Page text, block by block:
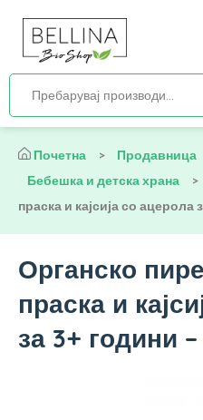
Почетна > Продавница
Бебешка и детска храна
>
праска и кајсија со ацерола
Органско
праска и
за 3+ години –